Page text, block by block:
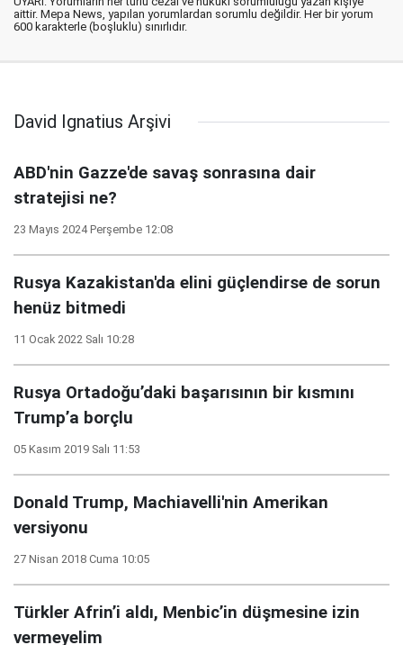
aittir. Mepa News, yapılan yorumlardan sorumlu değildir. Her bir yorum
600 karakterle (boşluklu) sınırlıdır.
David Ignatius Arşivi
ABD'nin Gazze'de savaş sonrasına dair
stratejisi ne?
23 Mayıs 2024 Perşembe 12:08
Rusya Kazakistan'da elini güçlendirse de sorun
henüz bitmedi
11 Ocak 2022 Salı 10:28
Rusya Ortadoğu’daki başarısının bir kısmını
Trump’a borçlu
05 Kasım 2019 Salı 11:53
Donald Trump, Machiavelli'nin Amerikan
versiyonu
27 Nisan 2018 Cuma 10:05
Türkler Afrin’i aldı, Menbic’in düşmesine izin
vermeyelim